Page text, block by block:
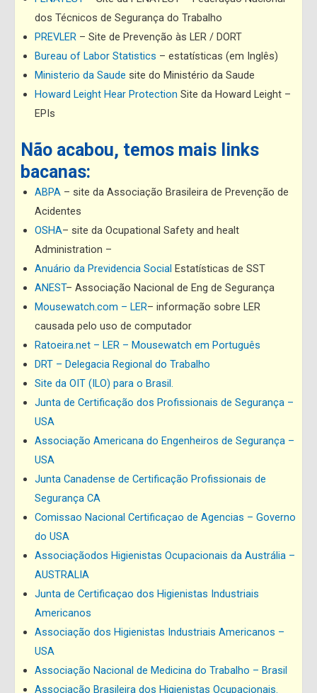
dos Técnicos de Segurança do Trabalho
PREVLER – Site de Prevenção às LER / DORT
Bureau of Labor Statistics – estatísticas (em Inglês)
Ministerio da Saude site do Ministério da Saude
Howard Leight Hear Protection Site da Howard Leight –
EPIs
Não acabou, temos mais links
bacanas:
ABPA – site da Associação Brasileira de Prevenção de
Acidentes
OSHA– site da Ocupational Safety and healt
Administration –
Anuário da Previdencia Social Estatísticas de SST
ANEST– Associação Nacional de Eng de Segurança
Mousewatch.com – LER– informação sobre LER
causada pelo uso de computador
Ratoeira.net – LER – Mousewatch em Português
DRT – Delegacia Regional do Trabalho
Site da OIT (ILO) para o Brasil.
Junta de Certificação dos Profissionais de Segurança –
USA
Associação Americana do Engenheiros de Segurança –
USA
Junta Canadense de Certificação Profissionais de
Segurança CA
Comissao Nacional Certificaçao de Agencias – Governo
do USA
Associaçãodos Higienistas Ocupacionais da Austrália –
AUSTRALIA
Junta de Certificaçao dos Higienistas Industriais
Americanos
Associação dos Higienistas Industriais Americanos –
USA
Associação Nacional de Medicina do Trabalho – Brasil
Associação Brasileira dos Higienistas Ocupacionais.